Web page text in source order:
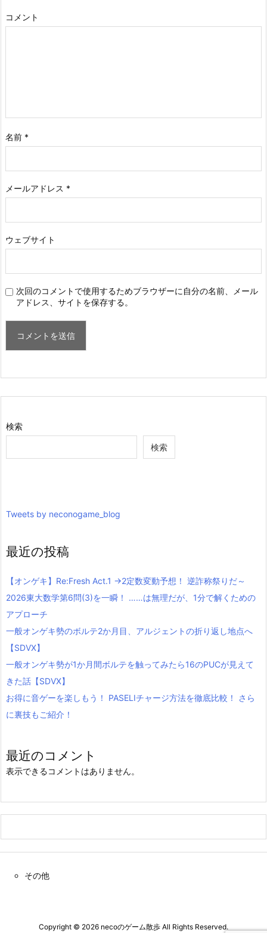
コメント
名前 *
メールアドレス *
ウェブサイト
次回のコメントで使用するためブラウザーに自分の名前、メール
アドレス、サイトを保存する。
検索
検索
Tweets by neconogame_blog
最近の投稿
【オンゲキ】Re:Fresh Act.1 →2定数変動予想！ 逆詐称祭りだ～
2026東大数学第6問(3)を一瞬！ ……は無理だが、1分で解くための
アプローチ
一般オンゲキ勢のボルテ2か月目、アルジェントの折り返し地点へ
【SDVX】
一般オンゲキ勢が1か月間ボルテを触ってみたら16のPUCが見えて
きた話【SDVX】
お得に音ゲーを楽しもう！ PASELIチャージ方法を徹底比較！ さら
に裏技もご紹介！
最近のコメント
表示できるコメントはありません。
その他
Copyright © 2026 necoのゲーム散歩 All Rights Reserved.